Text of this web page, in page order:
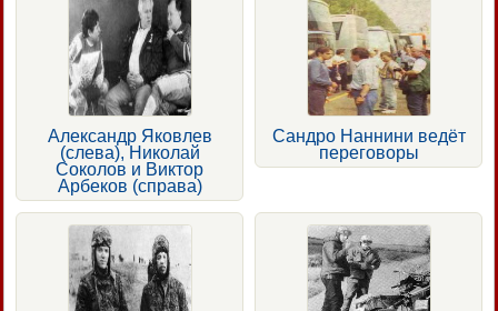
Александр Яковлев
(слева), Николай
Соколов и Виктор
Арбеков (справа)
Сандро Наннини ведёт
переговоры